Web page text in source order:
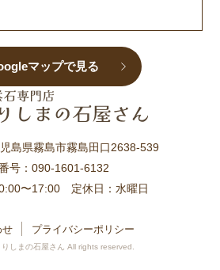
島県霧島市霧島田口2638-539
号： 090-1601-6132
〜17:00 定休日：水曜日
せ プライバシーポリシー
しまの石屋さん All rights reserved.
マップで見る